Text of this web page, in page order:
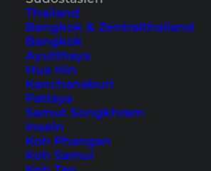
Thailand
Bangkok & Zentralthailand
Bangkok
Ayutthaya
Hua Hin
Kanchanaburi
Pattaya
Samut Songkhram
Inseln
Koh Phangan
Koh Samui
Im Kambodscha Blog
Vielfalt des Landes. Mit
und Reiseberichten
berühmten Tempel von
wie Siem Reap
traumhafte Inseln wie